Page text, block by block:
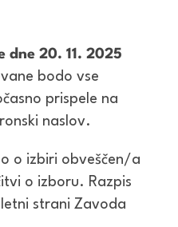
dne 20. 11. 2025
bodo vse
prispele na
naslov.
o izbiri obveščen/a
o izboru. Razpis
strani Zavoda